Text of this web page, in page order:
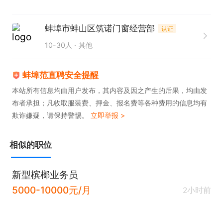
蚌埠市蚌山区筑诺门窗经营部 认证
10-30人 其他
蚌埠范直聘安全提醒
本站所有信息均由用户发布，其内容及因之产生的后果，均由发
布者承担；凡收取服装费、押金、报名费等各种费用的信息均有
欺诈嫌疑，请保持警惕。 立即举报 >
相似的职位
新型槟榔业务员
5000-10000元/月
2小时前